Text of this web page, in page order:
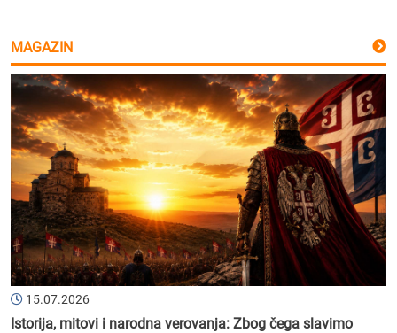
MAGAZIN
15.07.2026
Istorija, mitovi i narodna verovanja: Zbog čega slavimo